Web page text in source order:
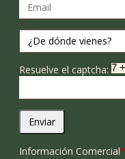
Resuelve el captcha:
Enviar
Información Comercial*